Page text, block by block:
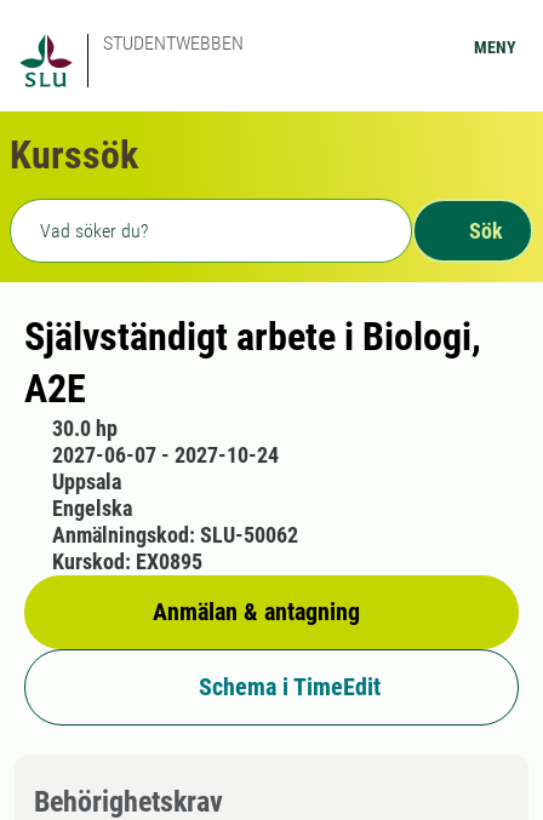
STUDENTWEBBEN MENY
Kurssök
Fritext sökning
Sök
Självständigt arbete i Biologi,
A2E
30.0 hp
2027-06-07 - 2027-10-24
Uppsala
Engelska
Anmälan & antagning
Anmälningskod: SLU-50062
Kurskod: EX0895
Schema i TimeEdit
Behörighetskrav